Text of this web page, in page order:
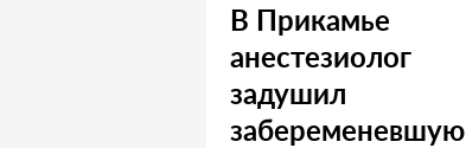
В Прикамье
анестезиолог
задушил
забеременевшую